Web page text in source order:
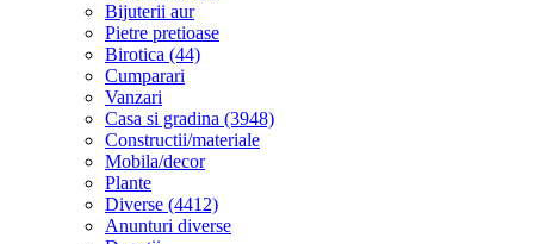
Bijuterii aur
Pietre pretioase
Birotica (44)
Cumparari
Vanzari
Casa si gradina (3948)
Constructii/materiale
Mobila/decor
Plante
Diverse (4412)
Anunturi diverse